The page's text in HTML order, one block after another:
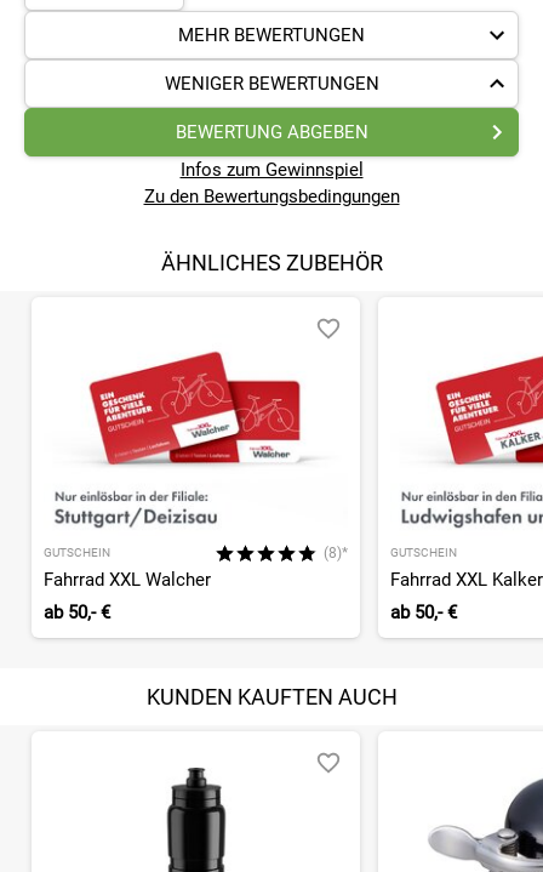
MEHR BEWERTUNGEN
WENIGER BEWERTUNGEN
BEWERTUNG ABGEBEN
Infos zum Gewinnspiel
Zu den Bewertungsbedingungen
ÄHNLICHES ZUBEHÖR
GUTSCHEIN (8)*
Fahrrad XXL Walcher
ab50,- €
GUTSCHEIN
Fahrrad XXL Kalker
ab50,- €
KUNDEN KAUFTEN AUCH